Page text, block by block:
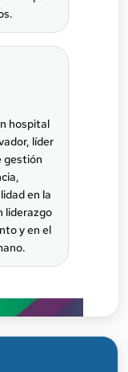
hospital
líder
gestión
en la
liderazgo
y en el